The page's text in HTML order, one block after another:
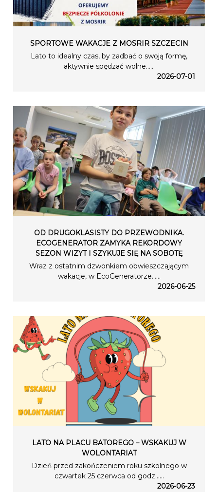
SPORTOWE WAKACJE Z MOSRIR SZCZECIN
Lato to idealny czas, by zadbać o swoją formę,
aktywnie spędzać wolne…...
2026-07-01
OD DRUGOKLASISTY DO PRZEWODNIKA.
ECOGENERATOR ZAMYKA REKORDOWY
SEZON WIZYT I SZYKUJE SIĘ NA SOBOTĘ
Wraz z ostatnim dzwonkiem obwieszczającym
wakacje, w EcoGeneratorze…...
2026-06-25
LATO NA PLACU BATOREGO – WSKAKUJ W
WOLONTARIAT
Dzień przed zakończeniem roku szkolnego w
czwartek 25 czerwca od godz…...
2026-06-23